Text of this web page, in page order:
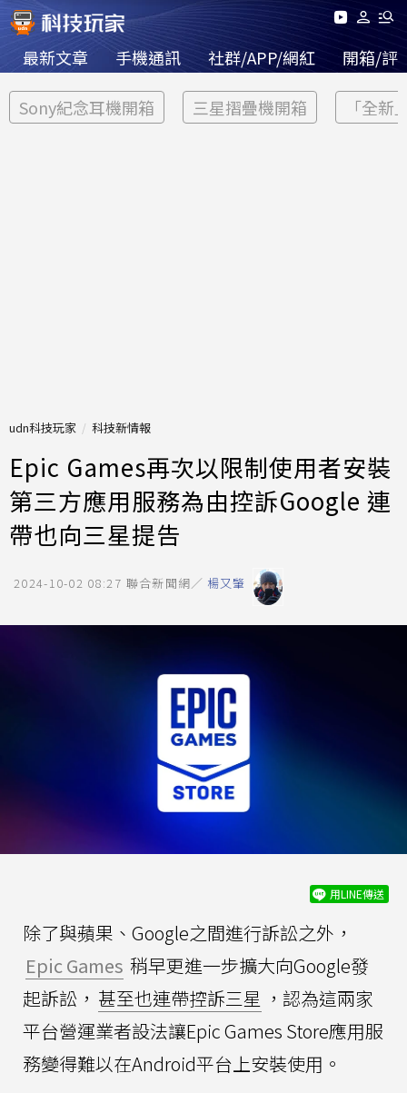
最新文章 手機通訊 社群/APP/網紅 開箱/評
Sony紀念耳機開箱 三星摺疊機開箱 「全新
udn科技玩家 科技新情報
Epic Games再次以限制使用者安裝
第三方應用服務為由控訴Google 連
帶也向三星提告
2024-10-02 08:27 聯合新聞網／ 楊又肇
用LINE傳送
除了與蘋果、Google之間進行訴訟之外，
Epic Games 稍早更進一步擴大向Google發
起訴訟， 甚至也連帶控訴三星 ，認為這兩家
平台營運業者設法讓Epic Games Store應用服
務變得難以在Android平台上安裝使用。